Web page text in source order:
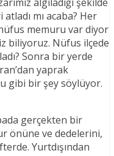
mı acaba? Her
memuru var diyor
biliyoruz. Nüfus ilçede
Sonra bir yerde
yaprak
gibi bir şey söylüyor.
gerçekten bir
önüne ve dedelerini,
Yurtdışından